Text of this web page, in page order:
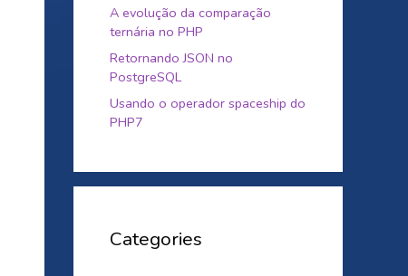
A evolução da comparação
ternária no PHP
Retornando JSON no
PostgreSQL
Usando o operador spaceship do
PHP7
Categories